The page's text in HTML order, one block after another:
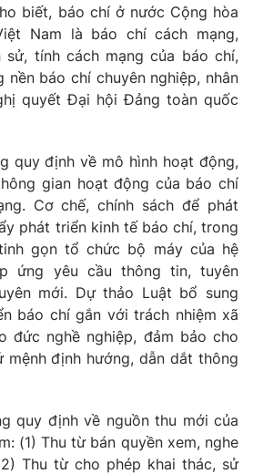
VTV
in và báo điện tử số 483/GP-BTTTT
Thủy
Thị Mỹ Hạnh, Phạm Quốc Thắng,
024.66 897 897
7300.7108
biết, báo chí ở nước Cộng hòa
Nam là báo chí cách mạng,
sử, tính cách mạng của báo chí,
nền báo chí chuyên nghiệp, nhân
quyết Đại hội Đảng toàn quốc
quy định về mô hình hoạt động,
gian hoạt động của báo chí
Cơ chế, chính sách để phát
phát triển kinh tế báo chí, trong
gọn tổ chức bộ máy của hệ
ứng yêu cầu thông tin, tuyên
mới. Dự thảo Luật bổ sung
báo chí gắn với trách nhiệm xã
đức nghề nghiệp, đảm bảo cho
mệnh định hướng, dẫn dắt thông
quy định về nguồn thu mới của
(1) Thu từ bán quyền xem, nghe
Thu từ cho phép khai thác, sử